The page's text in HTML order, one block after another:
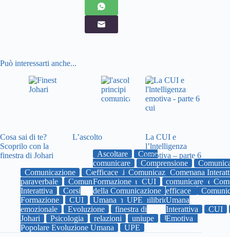
Può interessarti anche...
Cosa sai di te?
Scoprilo con la
finestra di Johari
Comunicazione
Comunicazione
paraverbale
Comunicazione Umana
Interattiva
Corsi
Formazione
CUI Emozioni
Equilibrio
emozionale
Evoluzione
finestra di
Johari
Psicologia relazioni uniupe
Università
Popolare Evoluzione Umana
UPE
L’ascolto
Ascoltare
Come
comunicare
Comprensione
efficace
Comunicazione Umana
Formazione
CUI Emozioni
della Comunicazione
uniupe
Umana
UPE
La CUI e
l’lntelligenza
emotiva – parte 6
Come
comunicare
efficace
Umana
Interattiva
CUI
Emotiva